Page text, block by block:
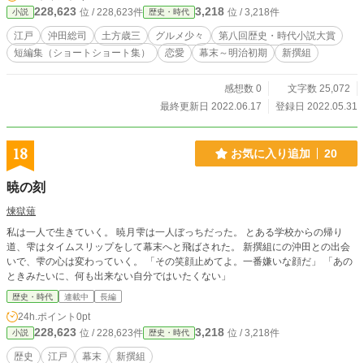
小説 228,623 位 / 228,623件 歴史・時代 3,218 位 / 3,218件
江戸 沖田総司 土方歳三 グルメ少々
第八回歴史・時代小説大賞
短編集（ショートショート集）
恋愛 幕末～明治初期 新撰組
感想数 0
文字数 25,072
最終更新日 2022.06.17
登録日 2022.05.31
18 お気に入り追加 20
暁の刻
煉獄薙
私は一人で生きていく。 暁月雫は一人ぼっちだった。 とある学校からの帰り
道、雫はタイムスリップをして幕末へと飛ばされた。 新撰組にの沖田との出会
いで、雫の心は変わっていく。 「その笑顔止めてよ。一番嫌いな顔だ」 「あの
ときみたいに、何も出来ない自分ではいたくない」
歴史・時代 連載中 長編
24h.ポイント 0pt
小説 228,623 位 / 228,623件 歴史・時代 3,218 位 / 3,218件
歴史 江戸 幕末 新撰組